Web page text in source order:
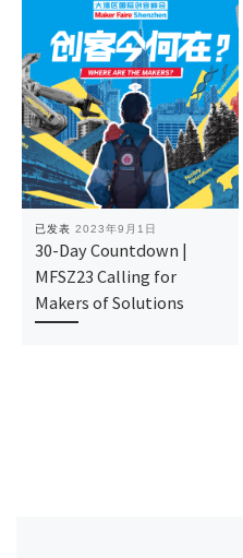
已发表 2023年9月1日
30-Day Countdown |
MFSZ23 Calling for
Makers of Solutions